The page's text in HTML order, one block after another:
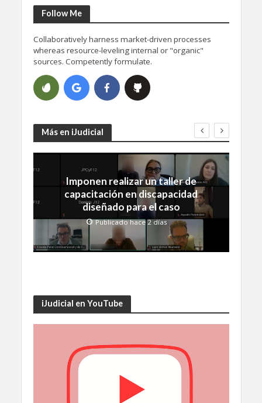
Follow Me
Collaboratively harness market-driven processes
whereas resource-leveling internal or "organic"
sources. Competently formulate.
Más en iJudicial
Imponen realizar un taller de
capacitación en discapacidad
diseñado para el caso
Publicado hace 2 días
iJudicial en YouTube